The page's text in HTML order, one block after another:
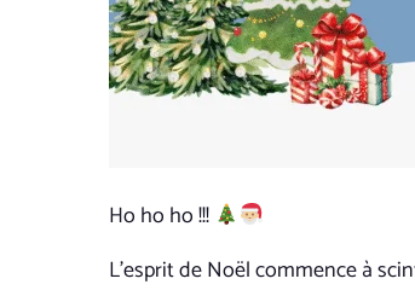
Ho ho ho !!!
L’esprit de Noël commence à